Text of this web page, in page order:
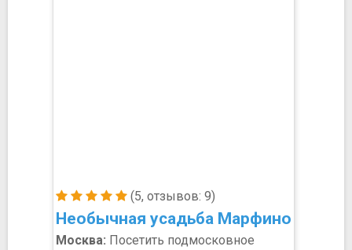
(5, отзывов: 9)
Необычная усадьба Марфино
Москва: Посетить подмосковное